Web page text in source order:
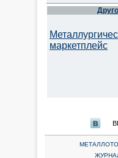
маркетплейс